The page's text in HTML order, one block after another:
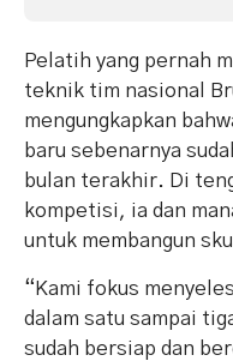
Pelatih yang pernah
teknik tim nasional
mengungkapkan
baru sebenarnya
bulan terakhir. Di
kompetisi, ia dan
untuk membangun
“Kami fokus
dalam satu sampai
sudah bersiap dan